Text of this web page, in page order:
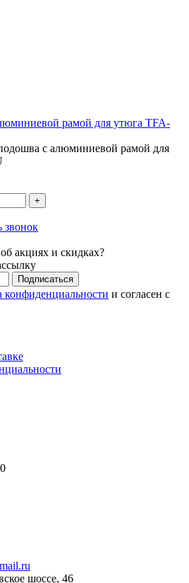
рамой для утюга TFA-
с алюминиевой рамой для
+
звонок
акциях и скидках?
Подписаться
конфиденциальности и согласен с
шоссе, 46